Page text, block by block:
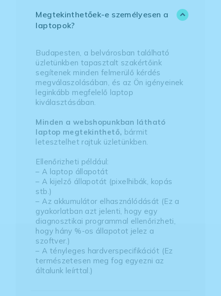
Megtekinthetőek-e személyesen a
laptopok?
Budapesten, a belvárosban található
üzletünkben tapasztalt szakértőink
segítenek minden felmerülő kérdés
megválaszolásában, és az Ön igényeinek
leginkább megfelelő laptop
kiválasztásában.
Minden a webshopunkban látható
laptop megtekinthető, bármit
letesztelhet rajtuk üzletünkben.
Ellenőrizheti például:
– A laptop állapotát
– A kijelző állapotát (pixelhibák, kopás
stb.)
– Az akkumulátor elhasználódását (Ez a
gyakorlatban azt jelenti, hogy egy
diagnosztikai programmal ellenőrizheti,
hogy hány %-os állapotot jelez a
szoftver.)
– A tényleges hardverspecifikációt (Ez
természetesen meg fog egyezni az
általunk leírttal.)